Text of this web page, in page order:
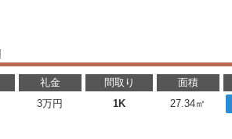
礼金 間取り 面積
3万円 1K 27.34㎡